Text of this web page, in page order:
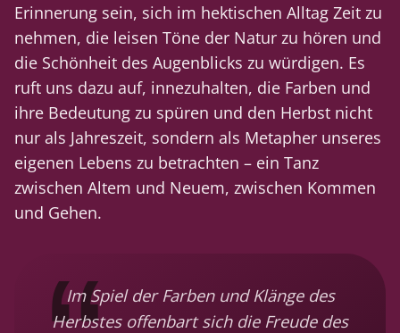
Erinnerung sein, sich im hektischen Alltag Zeit zu
nehmen, die leisen Töne der Natur zu hören und
die Schönheit des Augenblicks zu würdigen. Es
ruft uns dazu auf, innezuhalten, die Farben und
ihre Bedeutung zu spüren und den Herbst nicht
nur als Jahreszeit, sondern als Metapher unseres
eigenen Lebens zu betrachten – ein Tanz
zwischen Altem und Neuem, zwischen Kommen
und Gehen.
Im Spiel der Farben und Klänge des
Herbstes offenbart sich die Freude des